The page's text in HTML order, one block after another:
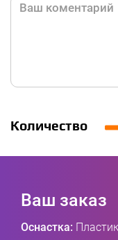
Количество
Ваш заказ
Оснастка: